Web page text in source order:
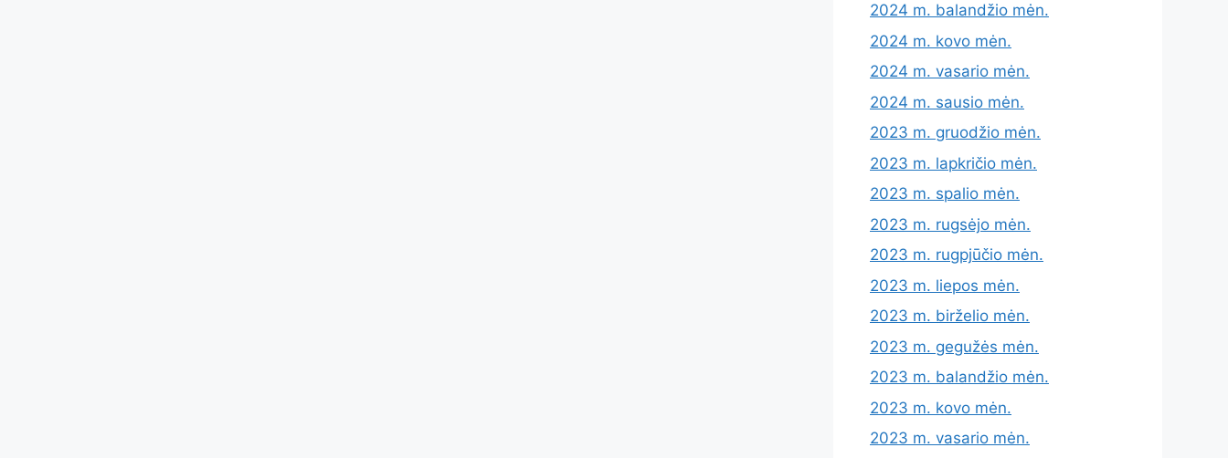
2024 m. balandžio mėn.
2024 m. kovo mėn.
2024 m. vasario mėn.
2024 m. sausio mėn.
2023 m. gruodžio mėn.
2023 m. lapkričio mėn.
2023 m. spalio mėn.
2023 m. rugsėjo mėn.
2023 m. rugpjūčio mėn.
2023 m. liepos mėn.
2023 m. birželio mėn.
2023 m. gegužės mėn.
2023 m. balandžio mėn.
2023 m. kovo mėn.
2023 m. vasario mėn.